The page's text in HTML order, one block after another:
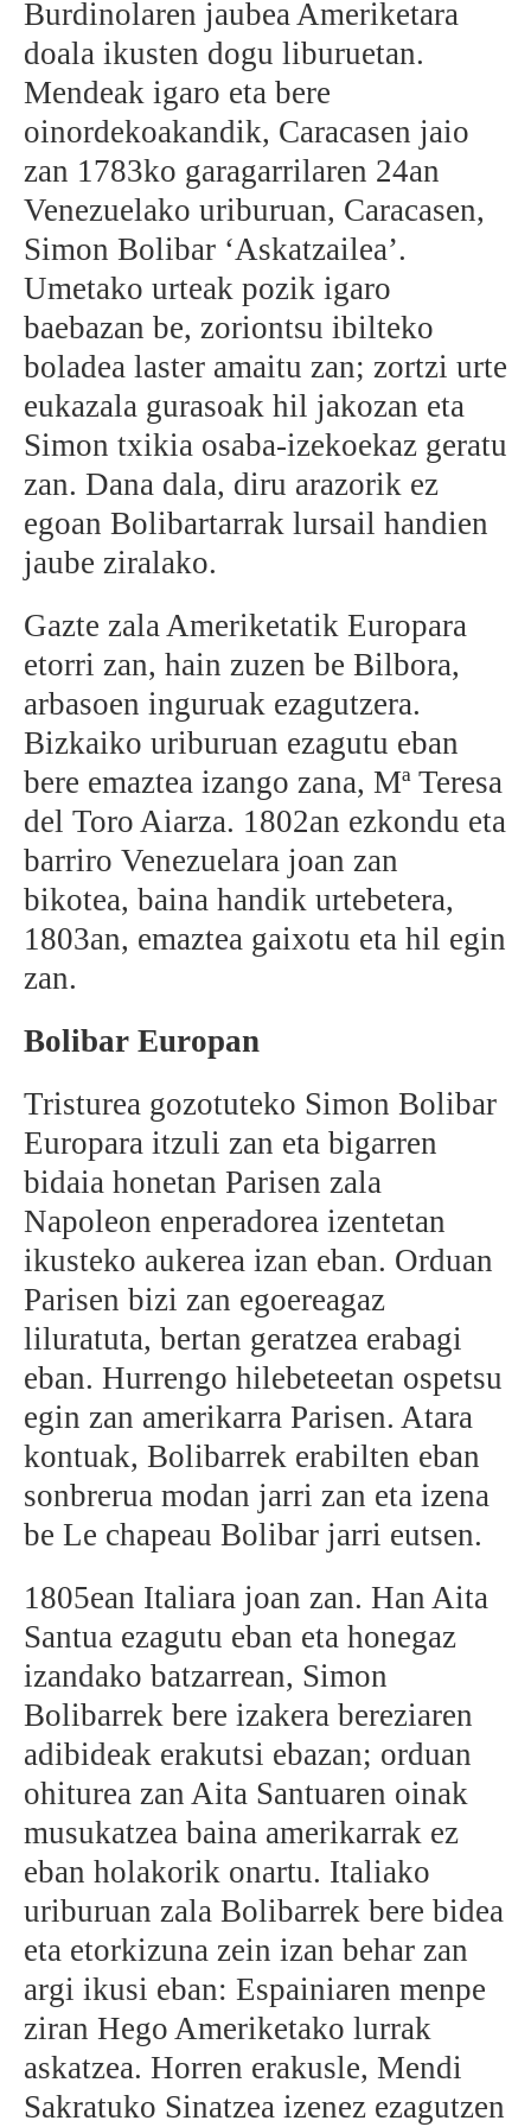
BEREZIAK
ARGAZKIAK
... AUKERA GEHIAGO
Burdinolaren jaubea Ameriketara
doala ikusten dogu liburuetan.
Mendeak igaro eta bere
oinordekoakandik, Caracasen jaio
zan 1783ko garagarrilaren 24an
Venezuelako uriburuan, Caracasen,
Simon Bolibar ‘Askatzailea’.
Umetako urteak pozik igaro
baebazan be, zoriontsu ibilteko
boladea laster amaitu zan; zortzi urte
eukazala gurasoak hil jakozan eta
Simon txikia osaba-izekoekaz geratu
zan. Dana dala, diru arazorik ez
egoan Bolibartarrak lursail handien
jaube ziralako.
Gazte zala Ameriketatik Europara
etorri zan, hain zuzen be Bilbora,
arbasoen inguruak ezagutzera.
Bizkaiko uriburuan ezagutu eban
bere emaztea izango zana, Mª Teresa
del Toro Aiarza. 1802an ezkondu eta
barriro Venezuelara joan zan
bikotea, baina handik urtebetera,
1803an, emaztea gaixotu eta hil egin
zan.
Bolibar Europan
Tristurea gozotuteko Simon Bolibar
Europara itzuli zan eta bigarren
bidaia honetan Parisen zala
Napoleon enperadorea izentetan
ikusteko aukerea izan eban. Orduan
Parisen bizi zan egoereagaz
liluratuta, bertan geratzea erabagi
eban. Hurrengo hilebeteetan ospetsu
egin zan amerikarra Parisen. Atara
kontuak, Bolibarrek erabilten eban
sonbrerua modan jarri zan eta izena
be Le chapeau Bolibar jarri eutsen.
1805ean Italiara joan zan. Han Aita
Santua ezagutu eban eta honegaz
izandako batzarrean, Simon
Bolibarrek bere izakera bereziaren
adibideak erakutsi ebazan; orduan
ohiturea zan Aita Santuaren oinak
musukatzea baina amerikarrak ez
eban holakorik onartu. Italiako
uriburuan zala Bolibarrek bere bidea
eta etorkizuna zein izan behar zan
argi ikusi eban: Espainiaren menpe
ziran Hego Ameriketako lurrak
askatzea. Horren erakusle, Mendi
Sakratuko Sinatzea izenez ezagutzen